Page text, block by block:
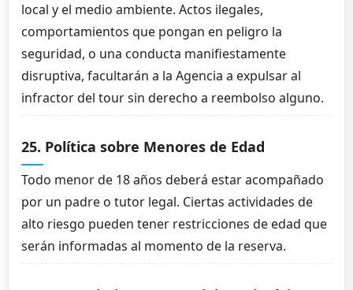
local y el medio ambiente. Actos ilegales,
comportamientos que pongan en peligro la
seguridad, o una conducta manifiestamente
disruptiva, facultarán a la Agencia a expulsar al
infractor del tour sin derecho a reembolso alguno.
25. Política sobre Menores de Edad
Todo menor de 18 años deberá estar acompañado
por un padre o tutor legal. Ciertas actividades de
alto riesgo pueden tener restricciones de edad que
serán informadas al momento de la reserva.